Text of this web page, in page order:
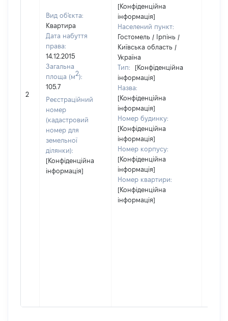
2
Вид об'єкта:
Квартира
Дата набуття
права:
14.12.2015
Загальна
площа (м2):
105.7
Реєстраційний
номер
(кадастровий
номер для
земельної
ділянки):
[Конфіденційна
інформація]
[Конфіденційна
інформація]
Населений пункт:
Гостомель / Ірпінь /
Київська область /
Україна
Тип:
[Конфіденційна
інформація]
Назва:
[Конфіденційна
інформація]
Номер будинку:
[Конфіденційна
інформація]
Номер корпусу:
[Конфіденційна
інформація]
Номер квартири:
[Конфіденційна
інформація]